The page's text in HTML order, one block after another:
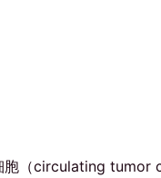
（circulating tumor